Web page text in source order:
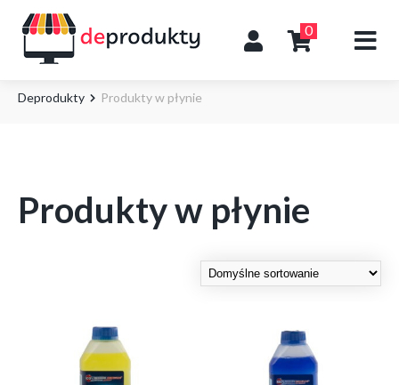
0
Deprodukty Produkty w płynie
Produkty w płynie